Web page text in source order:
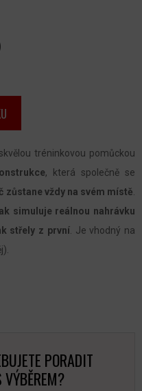
tréninkovou pomůckou
, která společně se
zůstane vždy na svém místě
simuluje reálnou nahrávku
střely z první. Je vhodný na
PORADIT
VÝBĚREM?